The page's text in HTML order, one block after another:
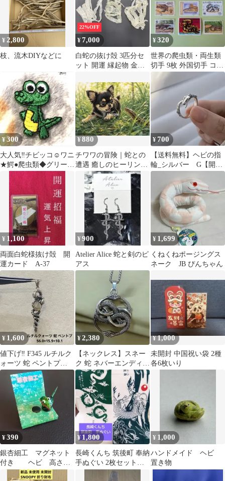
¥ 2,800
枝、流木DIYなどに
22%OFF
¥7,000
白蛇の抜け殻 3匹分セ
ット 開運 縁起物 金運
り T-7
¥320
世界の爬虫類・両生類
切手 9枚 外国切手 コレ
クション
¥300
大人気‼️チビッコ☺ワニ
★鰐●爬虫類◆グリーン
♩ワッペン♡ラコス
テ 蛇 緑
¥880
チワワの冒険｜蛇との
遭遇 癒しのヒーリング
アート プリントアート
No.968
¥700
【送料無料】ヘビの指
輪_シルバー G【開
運】
¥ 1,100
両面白蛇様抜け殻 開
運カード A-37
¥900
Atelier Alice 蛇と剣のピ
アス
¥ 1,699
くねくねポージングス
ネーク JB ぴんちゃん
¥ 1,600
値下げ‼️ F345 ルチルク
ォーツ 蛇 ペントプ
56.0×15.9×10.1
¥2,380
【ネックレス】スネー
ク 蛇 ネバーエンディン
グストーリー 重厚感 ア
ウリン
¥1,000
未開封 中国祝い袋 2種
各6枚いり
¥390
銀杏細工 マグネット
付き ヘビ 高さ約
３cm 経年 ZK-6960
¥ 1,800
長崎くんち 筑後町 奉納
手ぬぐい 2枚セット
平成21年/平成28年未使
¥ 1,000
ハンドメイド ヘビ
置き物